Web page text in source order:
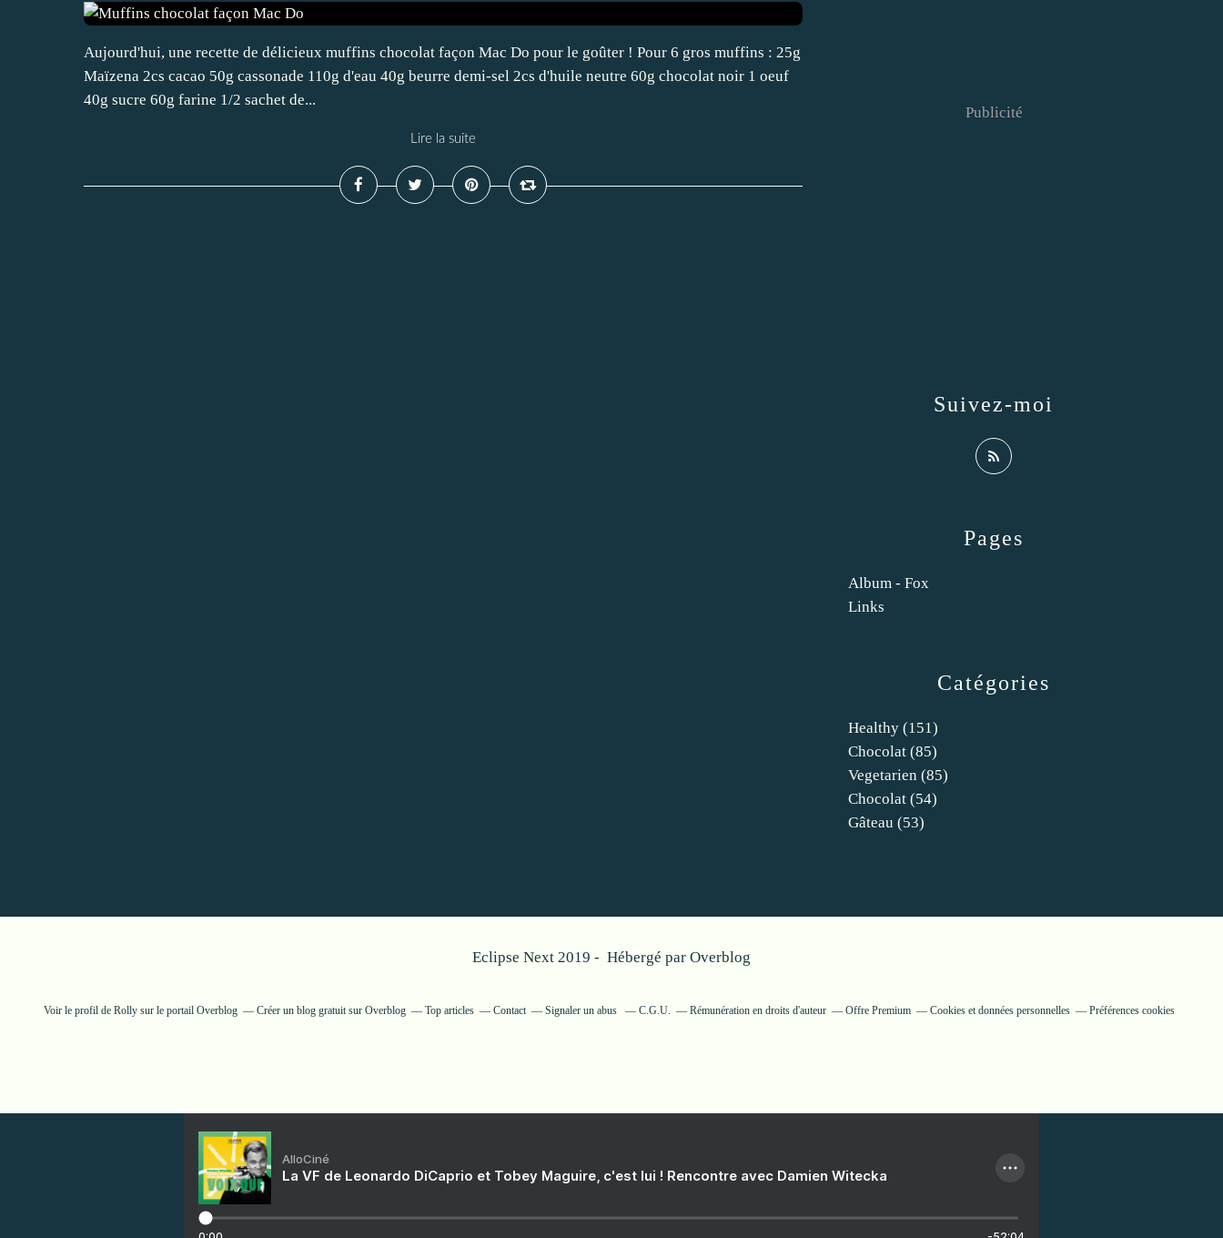
Aujourd'hui, une recette de délicieux muffins chocolat façon Mac Do pour le goûter ! Pour 6 gros muffins : 25g
Maïzena 2cs cacao 50g cassonade 110g d'eau 40g beurre demi-sel 2cs d'huile neutre 60g chocolat noir 1 oeuf
40g sucre 60g farine 1/2 sachet de...
Lire la suite
Catégories
Healthy (151)
Chocolat (85)
Vegetarien (85)
Chocolat (54)
Gâteau (53)
Pages
Album - Fox
Links
Suivez-moi
Publicité
Eclipse Next 2019 - Hébergé par Overblog
Voir le profil de Rollysur le portail Overblog Créer un blog gratuit sur Overblog Top articles Contact Signaler un abus C.G.U. Rémunération en droits d'auteur Offre Premium Cookies et données personnelles Préférences cookies
AlloCiné
La VF de Leonardo DiCaprio et Tobey Maguire, c'est lui ! Rencontre avec Damien Witecka